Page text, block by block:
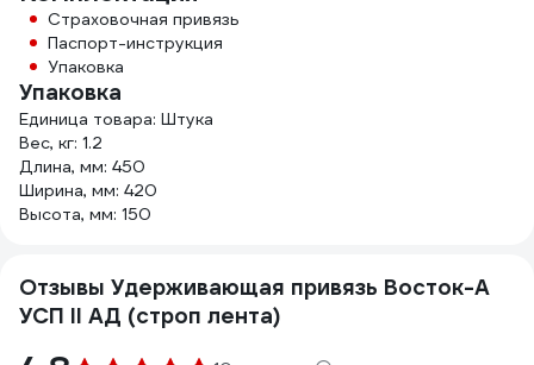
Страховочная привязь
Паспорт-инструкция
Упаковка
Упаковка
Единица товара: Штука
Вес, кг: 1.2
Длина, мм: 450
Ширина, мм: 420
Высота, мм: 150
Отзывы Удерживающая привязь Восток-А
УСП II АД (строп лента)